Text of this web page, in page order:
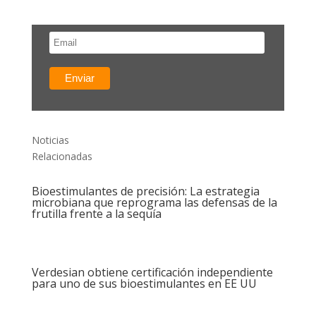
Noticias
Relacionadas
Bioestimulantes de precisión: La estrategia
microbiana que reprograma las defensas de la
frutilla frente a la sequía
Verdesian obtiene certificación independiente
para uno de sus bioestimulantes en EE UU